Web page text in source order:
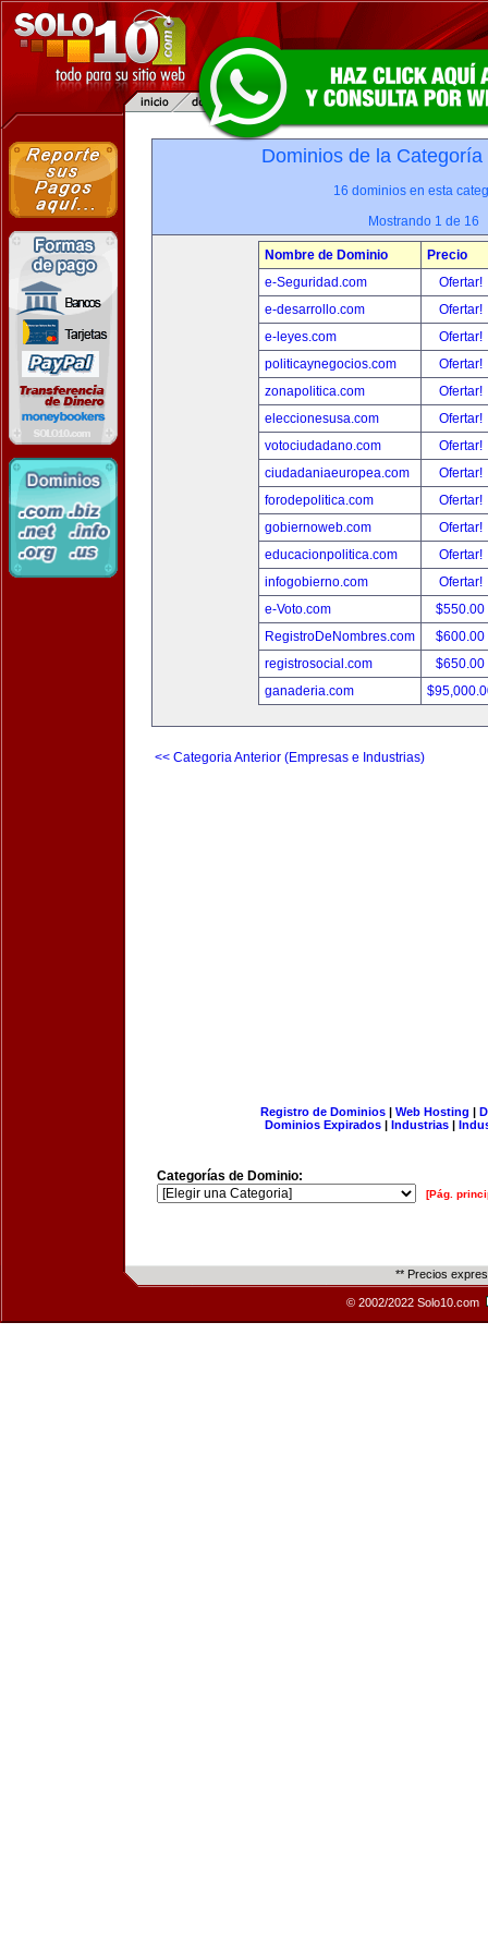
Dominios de la
16 dominios en esta
Mostrando 1 de 16
Nombre de Dominio
Precio
e-Seguridad.com
Ofertar!
e-desarrollo.com
Ofertar!
e-leyes.com
Ofertar!
politicaynegocios.com
Ofertar!
zonapolitica.com
Ofertar!
eleccionesusa.com
Ofertar!
votociudadano.com
Ofertar!
ciudadaniaeuropea.com
Ofertar!
forodepolitica.com
Ofertar!
gobiernoweb.com
Ofertar!
educacionpolitica.com
Ofertar!
infogobierno.com
Ofertar!
e-Voto.com
$550.00
RegistroDeNombres.com
$600.00
registrosocial.com
$650.00
ganaderia.com
<< Categoria Anterior (Empresas e Industrias)
Registro de Dominios| Web Hosting |
Dominios Expirados | Industrias |
Categorías de Dominio:
[Pág.
** Precios
© 2002/2022 Solo10.com